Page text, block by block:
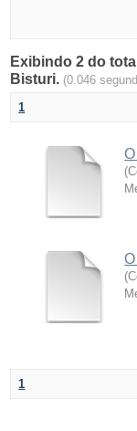
Exibindo 2 do
Bisturi. (0.046
1
(
(
1